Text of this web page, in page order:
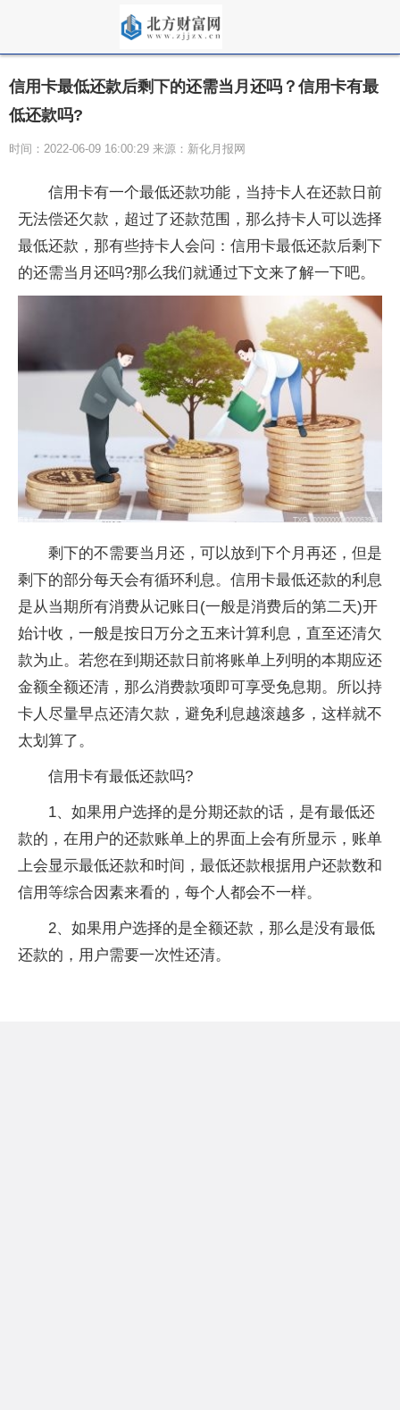
信用卡最低还款后剩下的还需当月还吗？信用卡有最
低还款吗?
时间：2022-06-09 16:00:29 来源：新化月报网
信用卡有一个最低还款功能，当持卡人在还款日前
无法偿还欠款，超过了还款范围，那么持卡人可以选择
最低还款，那有些持卡人会问：信用卡最低还款后剩下
的还需当月还吗?那么我们就通过下文来了解一下吧。
剩下的不需要当月还，可以放到下个月再还，但是
剩下的部分每天会有循环利息。信用卡最低还款的利息
是从当期所有消费从记账日(一般是消费后的第二天)开
始计收，一般是按日万分之五来计算利息，直至还清欠
款为止。若您在到期还款日前将账单上列明的本期应还
金额全额还清，那么消费款项即可享受免息期。所以持
卡人尽量早点还清欠款，避免利息越滚越多，这样就不
太划算了。
信用卡有最低还款吗?
1、如果用户选择的是分期还款的话，是有最低还
款的，在用户的还款账单上的界面上会有所显示，账单
上会显示最低还款和时间，最低还款根据用户还款数和
信用等综合因素来看的，每个人都会不一样。
2、如果用户选择的是全额还款，那么是没有最低
还款的，用户需要一次性还清。